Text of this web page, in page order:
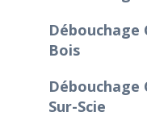
Bois
Sur-Scie